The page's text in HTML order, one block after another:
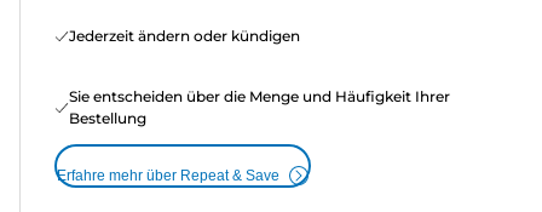
Jederzeit ändern oder kündigen
Sie entscheiden über die Menge und Häufigkeit Ihrer
Bestellung
Erfahre mehr über Repeat & Save